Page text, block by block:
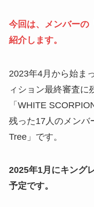
今回は、メンバーの
紹介します。
2023年4月から始ま
ィション最終審査に
「WHITE
残った17人のメンバ
Tree」です。
2025年1月にキング
予定です。